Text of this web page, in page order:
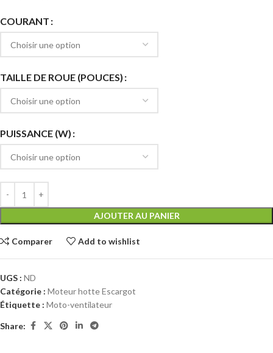
COURANT
TAILLE DE ROUE (POUCES)
PUISSANCE (W)
AJOUTER AU PANIER
Comparer Add to wishlist
UGS : ND
Catégorie : Moteur hotte Escargot
Étiquette : Moto-ventilateur
Share: